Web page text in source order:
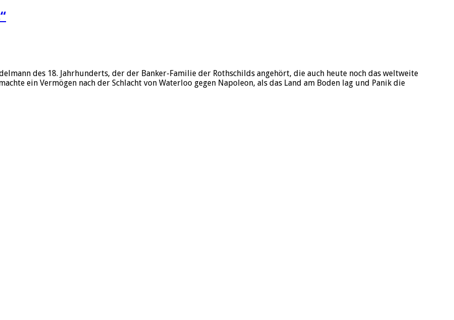
des 18. Jahrhunderts, der der Banker-Familie der Rothschilds angehört, die auch heute noch das weltweite
ein Vermögen nach der Schlacht von Waterloo gegen Napoleon, als das Land am Boden lag und Panik die